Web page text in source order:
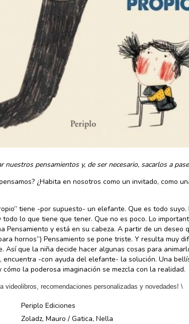
pensamientos y, de ser necesario, sacarlos a
¿Habita en nosotros como un invitado, como
tiene -por supuesto- un elefante. Que es todo
lo que tiene que tener. Que no es poco. Lo
Pensamiento y está en su cabeza. A partir de un deseo
hornos”) Pensamiento se pone triste. Y resulta muy
Así que la niña decide hacer algunas cosas para
encuentra -con ayuda del elefante- la solución. Una
la poderosa imaginación se mezcla con la realidad.
videolibros, recomendaciones personalizadas y novedades! \
Periplo Ediciones
Zoladz, Mauro / Gatica, Nella